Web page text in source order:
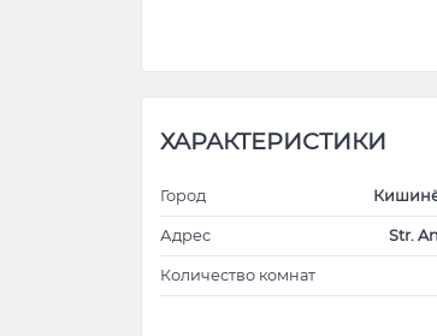
Posibil de închiriat și pe
ХАРАКТЕРИСТИКИ
Город
Адрес Str.
Количество комнат